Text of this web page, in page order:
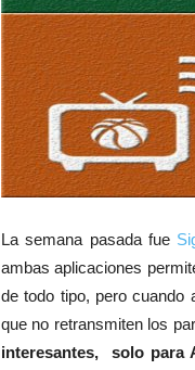
La semana pasada fue
ambas aplicaciones
de todo tipo, pero
que no retransmiten los
interesantes, solo para